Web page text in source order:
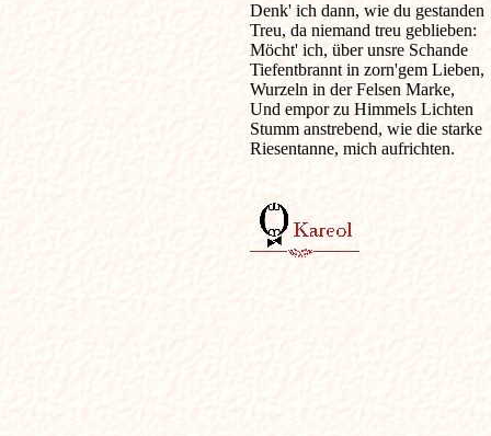
Denk' ich dann, wie du gestanden
Treu, da niemand treu geblieben:
Möcht' ich, über unsre Schande
Tiefentbrannt in zorn'gem Lieben,
Wurzeln in der Felsen Marke,
Und empor zu Himmels Lichten
Stumm anstrebend, wie die starke
Riesentanne, mich aufrichten.